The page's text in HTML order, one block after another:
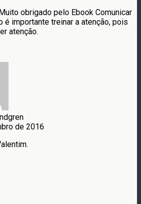
obrigado pelo Ebook Comunicar
é importante treinar a atenção, pois
atenção.
de 2016